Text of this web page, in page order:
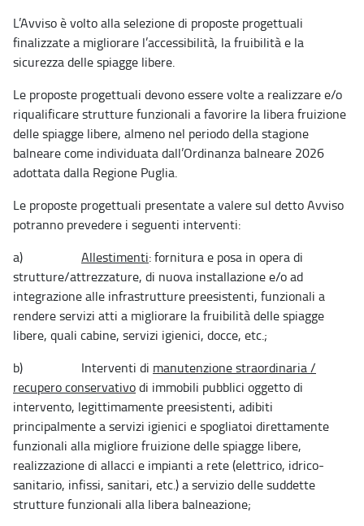
L’Avviso è volto alla selezione di proposte progettuali
finalizzate a migliorare l’accessibilità, la fruibilità e la
sicurezza delle spiagge libere.
Le proposte progettuali devono essere volte a realizzare e/o
riqualificare strutture funzionali a favorire la libera fruizione
delle spiagge libere, almeno nel periodo della stagione
balneare come individuata dall’Ordinanza balneare 2026
adottata dalla Regione Puglia.
Le proposte progettuali presentate a valere sul detto Avviso
potranno prevedere i seguenti interventi:
a) Allestimenti: fornitura e posa in opera di
strutture/attrezzature, di nuova installazione e/o ad
integrazione alle infrastrutture preesistenti, funzionali a
rendere servizi atti a migliorare la fruibilità delle spiagge
libere, quali cabine, servizi igienici, docce, etc.;
b) Interventi di manutenzione straordinaria /
recupero conservativodi immobili pubblici oggetto di
intervento, legittimamente preesistenti, adibiti
principalmente a servizi igienici e spogliatoi direttamente
funzionali alla migliore fruizione delle spiagge libere,
realizzazione di allacci e impianti a rete (elettrico, idrico-
sanitario, infissi, sanitari, etc.) a servizio delle suddette
strutture funzionali alla libera balneazione;